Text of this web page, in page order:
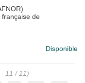
française de
Disponible
11 / 11)